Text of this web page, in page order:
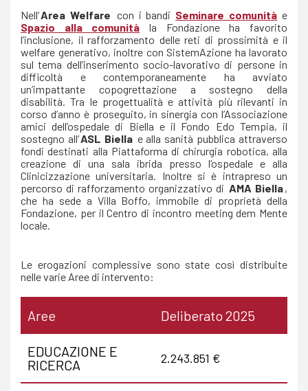
Nell’Area Welfare con i bandi Seminare comunità e
Spazio alla comunità la Fondazione ha favorito
l’inclusione, il rafforzamento delle reti di prossimità e il
welfare generativo, inoltre con SistemAzione ha lavorato
sul tema dell’inserimento socio-lavorativo di persone in
difficoltà e contemporaneamente ha avviato
un’impattante copogrettazione a sostegno della
disabilità. Tra le progettualità e attività più rilevanti in
corso d’anno è proseguito, in sinergia con l’Associazione
amici dell’ospedale di Biella e il Fondo Edo Tempia, il
sostegno all’ASL Biella e alla sanità pubblica attraverso
fondi destinati alla Piattaforma di chirurgia robotica, alla
creazione di una sala ibrida presso l’ospedale e alla
Clinicizzazione universitaria. Inoltre si è intrapreso un
percorso di rafforzamento organizzativo di AMA Biella,
che ha sede a Villa Boffo, immobile di proprietà della
Fondazione, per il Centro di incontro meeting dem Mente
locale.
Le erogazioni complessive sono state così distribuite
nelle varie Aree di intervento:
Aree Deliberato 2025
EDUCAZIONE E
RICERCA
2.243.851 €